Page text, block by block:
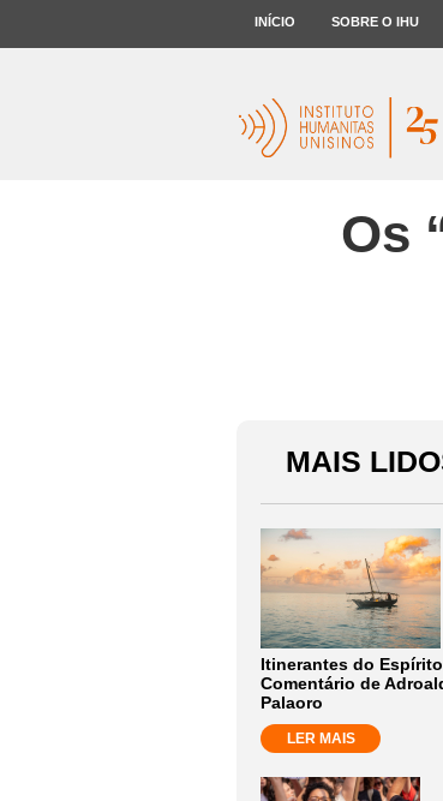
INÍCIO SOBRE O IHU
Os
MAIS
Itinerantes do
Comentário de
Palaoro
LER MAIS